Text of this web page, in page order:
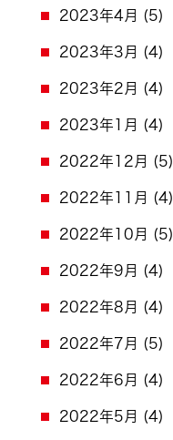
2023年4月 (5)
2023年3月 (4)
2023年2月 (4)
2023年1月 (4)
2022年12月 (5)
2022年11月 (4)
2022年10月 (5)
2022年9月 (4)
2022年8月 (4)
2022年7月 (5)
2022年6月 (4)
2022年5月 (4)